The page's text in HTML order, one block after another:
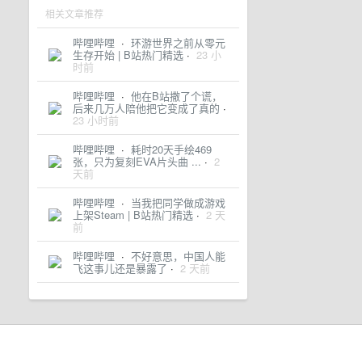
相关文章推荐
哔哩哔哩 · 环游世界之前从零元
生存开始 | B站热门精选 · 23 小
时前
哔哩哔哩 · 他在B站撒了个谎，
后来几万人陪他把它变成了真的 ·
23 小时前
哔哩哔哩 · 耗时20天手绘469
张，只为复刻EVA片头曲 ... · 2
天前
哔哩哔哩 · 当我把同学做成游戏
上架Steam | B站热门精选 · 2 天
前
哔哩哔哩 · 不好意思，中国人能
飞这事儿还是暴露了 · 2 天前